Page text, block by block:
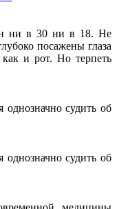
ни в 30 ни в 18. Не
посажены глаза
и рот. Но терпеть
судить об
судить об